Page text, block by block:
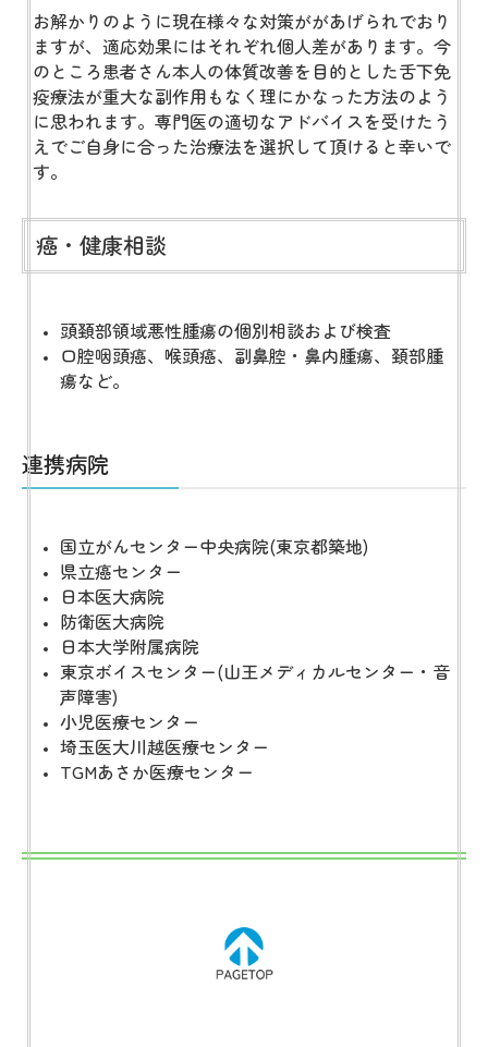
お解かりのように現在様々な対策ががあげられでおり
ますが、適応効果にはそれぞれ個人差があります。今
のところ患者さん本人の体質改善を目的とした舌下免
疫療法が重大な副作用もなく理にかなった方法のよう
に思われます。専門医の適切なアドバイスを受けたう
えでご自身に合った治療法を選択して頂けると幸いで
す。
癌・健康相談
頭頚部領域悪性腫瘍の個別相談および検査
口腔咽頭癌、喉頭癌、副鼻腔・鼻内腫瘍、頚部腫
瘍など。
連携病院
国立がんセンター中央病院(東京都築地)
県立癌センター
日本医大病院
防衛医大病院
日本大学附属病院
東京ボイスセンター(山王メディカルセンター・音
声障害)
小児医療センター
埼玉医大川越医療センター
TGMあさか医療センター